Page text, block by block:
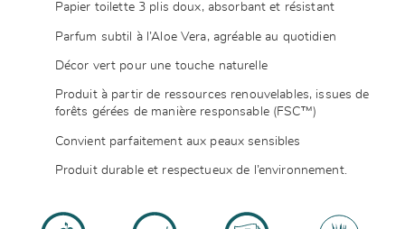
Papier toilette 3 plis doux, absorbant et résistant
Parfum subtil à l’Aloe Vera, agréable au quotidien
Décor vert pour une touche naturelle
Produit à partir de ressources renouvelables, issues de
forêts gérées de manière responsable (FSC™)
Convient parfaitement aux peaux sensibles
Produit durable et respectueux de l’environnement.